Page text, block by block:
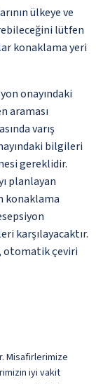
ülkeye ve
lütfen
konaklama yeri
onayındaki
araması
varış
bilgileri
gereklidir.
planlayan
konaklama
karşılayacaktır.
otomatik çeviri
Misafirlerimize
iyi vakit